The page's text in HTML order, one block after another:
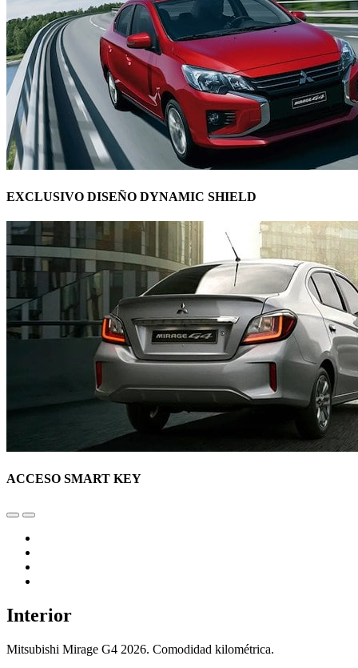
EXCLUSIVO DISEÑO DYNAMIC SHIELD
ACCESO SMART KEY
Interior
Mitsubishi Mirage G4 2026. Comodidad kilométrica.